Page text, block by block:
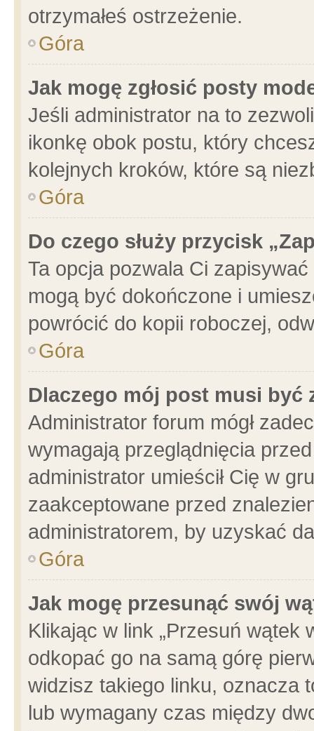
otrzymałeś ostrzeżenie.
Góra
Jak mogę zgłosić posty
Jeśli administrator na to
ikonkę obok postu, który
kolejnych kroków, które są
Góra
Do czego służy przycisk
Ta opcja pozwala Ci
mogą być dokończone i
powrócić do kopii roboczej,
Góra
Dlaczego mój post musi być
Administrator forum mógł
wymagają przeglądnięcia
administrator umieścił Cię w
zaakceptowane przed
administratorem, by uzyskać
Góra
Jak mogę przesunąć swój
Klikając w link „Przesuń wątek
odkopać go na samą górę
widzisz takiego linku, oznacza
lub wymagany czas między